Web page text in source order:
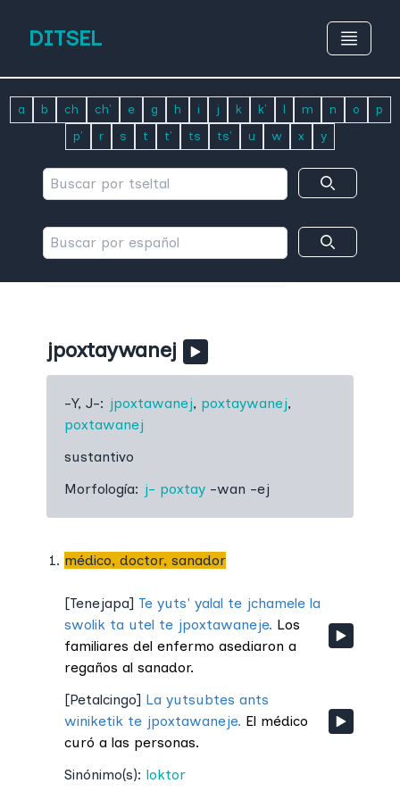
DITSEL
a b ch ch' e g h i j k k' l m n o
p
p'
r s t t' ts ts' u w x y
jpoxtaywanej
-Y, J-: jpoxtawanej, poxtaywanej,
poxtawanej
sustantivo
Morfología: j- poxtay -wan -ej
médico, doctor, sanador
[Tenejapa] Te yuts' yalal te jchamele la
swolik ta utel te jpoxtawaneje. Los
familiares del enfermo asediaron a
regaños al sanador.
[Petalcingo] La yutsubtes ants
winiketik te jpoxtawaneje. El médico
curó a las personas.
Sinónimo(s): loktor